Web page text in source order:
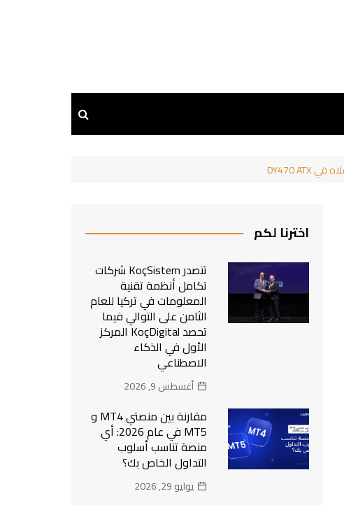
اخترنا لكم
تتصدر KoçSistem شركات
تكامل أنظمة تقنية
المعلومات في تركيا للعام
الثامن على التوالي فيما
تحصد KoçDigital المركز
الأول في الذكاء
الاصطناعي
أغسطس 9, 2026
مقارنة بين منصتي MT4 و
MT5 في عام 2026: أي
منصة تناسب أسلوب
التداول الخاص بك؟
يوليو 29, 2026